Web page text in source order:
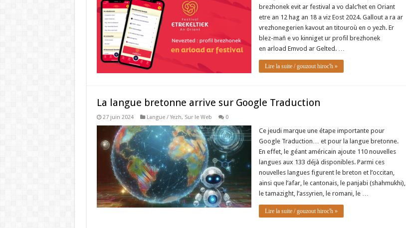
brezhonek evit ar festival a vo dalc’het en Oriant
etre an 12 hag an 18 a viz Eost 2024. Gallout a ra ar
vrezhonegerien kavout an titouroù en o yezh. Er
blez-mañ e vo kinniget ur profil brezhonek
en arload Emvod ar Gelted. …
Lire la suite / gouzout hiroc'h »
La langue bretonne arrive sur Google Traduction
27 juin 2024 Langue / Yezh, Sur le Web 0
Ce jeudi marque une étape importante pour
Google Traduction… et pour la langue bretonne.
En effet, le géant américain ajoute 110 nouvelles
langues aux 133 déjà disponibles. Parmi ces
nouvelles langues figurent le breton et l’occitan,
ainsi que l’afar, le cantonais, le panjabi (shahmukhi),
le tamazight, l’assyrien, le romani, le …
Lire la suite / gouzout hiroc'h »